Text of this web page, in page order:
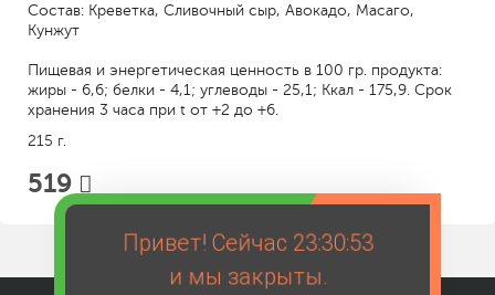
Привет! Сейчас 23:30:53
и мы закрыты.
Состав: Креветка, Сливочный сыр, Авокадо, Масаго,
Кунжут
Пищевая и энергетическая ценность в 100 гр. продукта:
жиры - 6,6; белки - 4,1; углеводы - 25,1; Ккал - 175,9. Срок
хранения 3 часа при t от +2 до +6.
215 г.
519